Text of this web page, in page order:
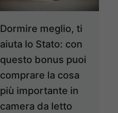
Dormire meglio, ti
aiuta lo Stato: con
questo bonus puoi
comprare la cosa
più importante in
camera da letto